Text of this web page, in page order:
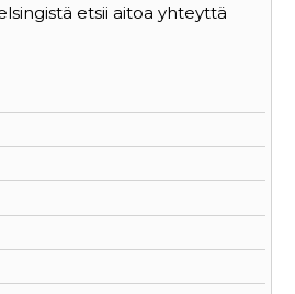
etsii aitoa yhteyttä